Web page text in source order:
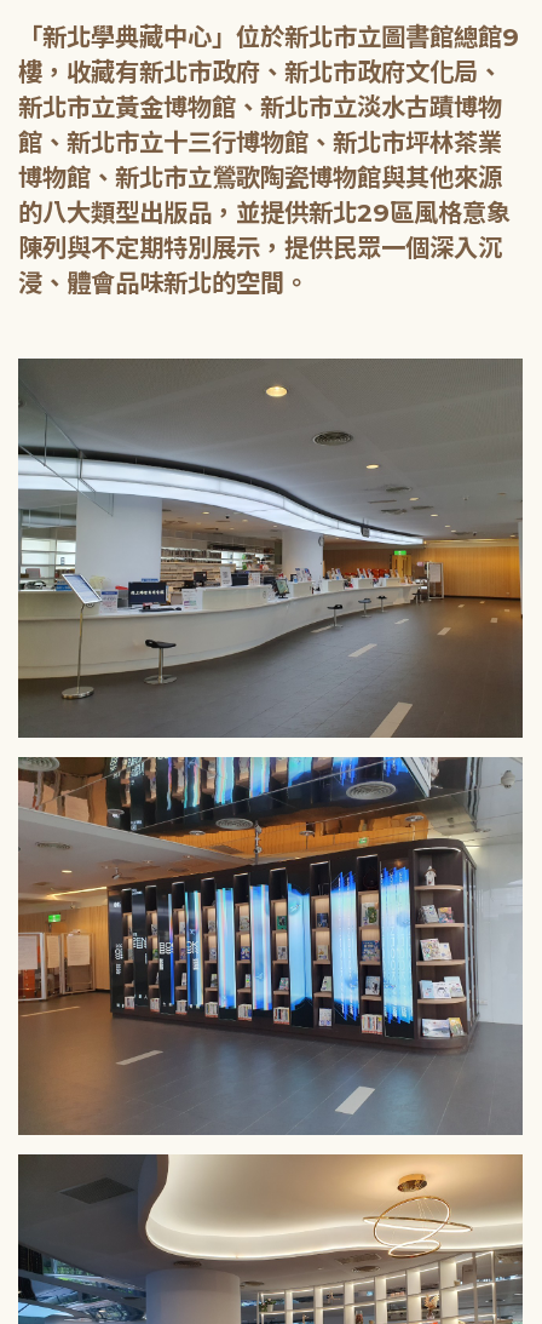
「新北學典藏中心」位於新北市立圖書館總館9
樓，收藏有新北市政府、新北市政府文化局、
新北市立黃金博物館、新北市立淡水古蹟博物
館、新北市立十三行博物館、新北市坪林茶業
博物館、新北市立鶯歌陶瓷博物館與其他來源
的八大類型出版品，並提供新北29區風格意象
陳列與不定期特別展示，提供民眾一個深入沉
浸、體會品味新北的空間。